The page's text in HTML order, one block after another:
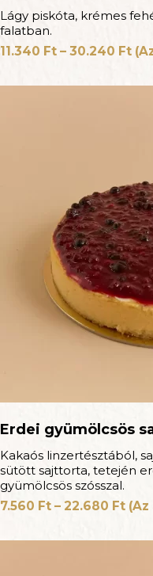
Lágy piskóta, krémes
falatban.
11.340 Ft – 30.240 Ft
Erdei gyümölcsös
Kakaós linzertésztából,
sütött sajttorta, tetején
gyümölcsös szósszal.
7.560 Ft – 22.680 Ft